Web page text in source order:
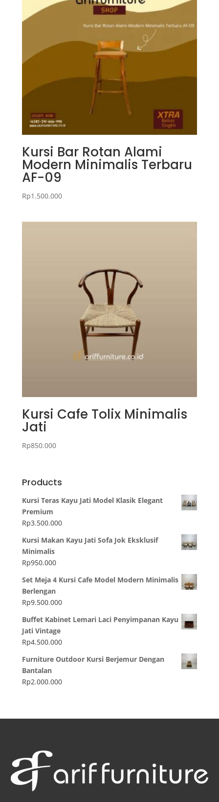
Kursi Bar Rotan Alami
Modern Minimalis Terbaru
AF-09
Rp1.500.000
Kursi Cafe Tolix Minimalis
Jati
Rp850.000
Products
Kursi Teras Kayu Jati Model Klasik Elegant
Premium
Rp3.500.000
Kursi Makan Kayu Jati Sofa Jok Eksklusif
Minimalis
Rp950.000
Set Meja 4 Kursi Cafe Model Modern Minimalis
Berlengan
Rp9.500.000
Buffet Kabinet Lemari Laci Penyimpanan Kayu
Jati Vintage
Rp4.500.000
Furniture Outdoor Kursi Berjemur Dengan
Bantalan
Rp2.000.000